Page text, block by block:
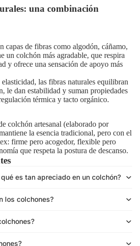
una combinación
capas de fibras como algodón, cáñamo,
un colchón más agradable, que respira
y ofrece una sensación de apoyo más
las fibras naturales equilibran
le dan estabilidad y suman propiedades
térmica y tacto orgánico.
colchón artesanal (elaborado por
la esencia tradicional, pero con el
firme pero acogedor, flexible pero
que respeta la postura de descanso.
es tan apreciado en un colchón?
los colchones?